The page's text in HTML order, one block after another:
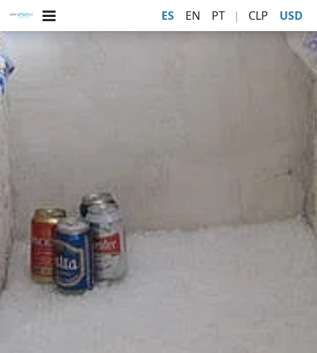
ES EN PT | CLP USD